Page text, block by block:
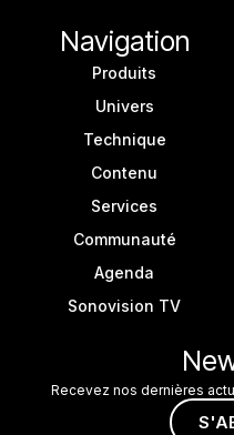
Navigation
Produits
Univers
Technique
Contenu
Services
Communauté
Agenda
Sonovision TV
Recevez nos dernières